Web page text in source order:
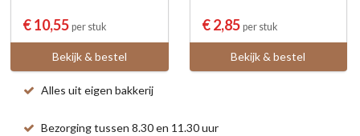
€ 10,55 per stuk
Bekijk & bestel
€ 2,85 per stuk
Bekijk & bestel
Alles uit eigen bakkerij
Bezorging tussen 8.30 en 11.30 uur